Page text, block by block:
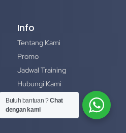
Info
Tentang Kami
Promo
Jadwal Training
Hubungi Kami
Portofolio
Jakarta
Butuh bantuan ?Chat
dengan kami